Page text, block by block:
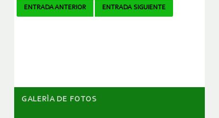
Navegador
ENTRADA ANTERIOR ENTRADA SIGUIENTE
GALERÌA DE FOTOS